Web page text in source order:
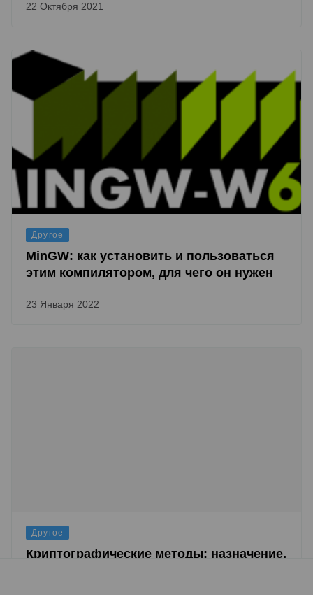
22 Октября 2021
Другое
MinGW: как установить и пользоваться
этим компилятором, для чего он нужен
23 Января 2022
Другое
Криптографические методы: назначение,